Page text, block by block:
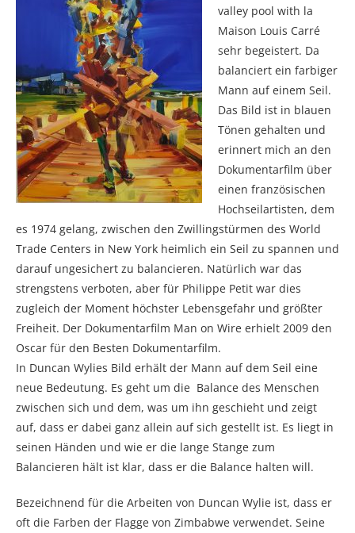
valley pool with la
Maison Louis Carré
sehr begeistert. Da
balanciert ein farbiger
Mann auf einem Seil.
Das Bild ist in blauen
Tönen gehalten und
erinnert mich an den
Dokumentarfilm über
einen französischen
Hochseilartisten, dem
es 1974 gelang, zwischen den Zwillingstürmen des World
Trade Centers in New York heimlich ein Seil zu spannen und
darauf ungesichert zu balancieren. Natürlich war das
strengstens verboten, aber für Philippe Petit war dies
zugleich der Moment höchster Lebensgefahr und größter
Freiheit. Der Dokumentarfilm Man on Wire erhielt 2009 den
Oscar für den Besten Dokumentarfilm.
In Duncan Wylies Bild erhält der Mann auf dem Seil eine
neue Bedeutung. Es geht um die Balance des Menschen
zwischen sich und dem, was um ihn geschieht und zeigt
auf, dass er dabei ganz allein auf sich gestellt ist. Es liegt in
seinen Händen und wie er die lange Stange zum
Balancieren hält ist klar, dass er die Balance halten will.
Bezeichnend für die Arbeiten von Duncan Wylie ist, dass er
oft die Farben der Flagge von Zimbabwe verwendet. Seine